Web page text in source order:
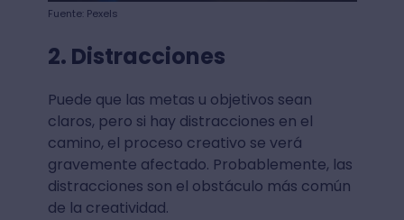
Fuente: Pexels
2. Distracciones
Puede que las metas u objetivos sean
claros, pero si hay distracciones en el
camino, el proceso creativo se verá
gravemente afectado. Probablemente, las
distracciones son el obstáculo más común
de la creatividad.